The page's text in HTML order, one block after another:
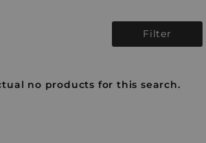
Filter
no products for this search.